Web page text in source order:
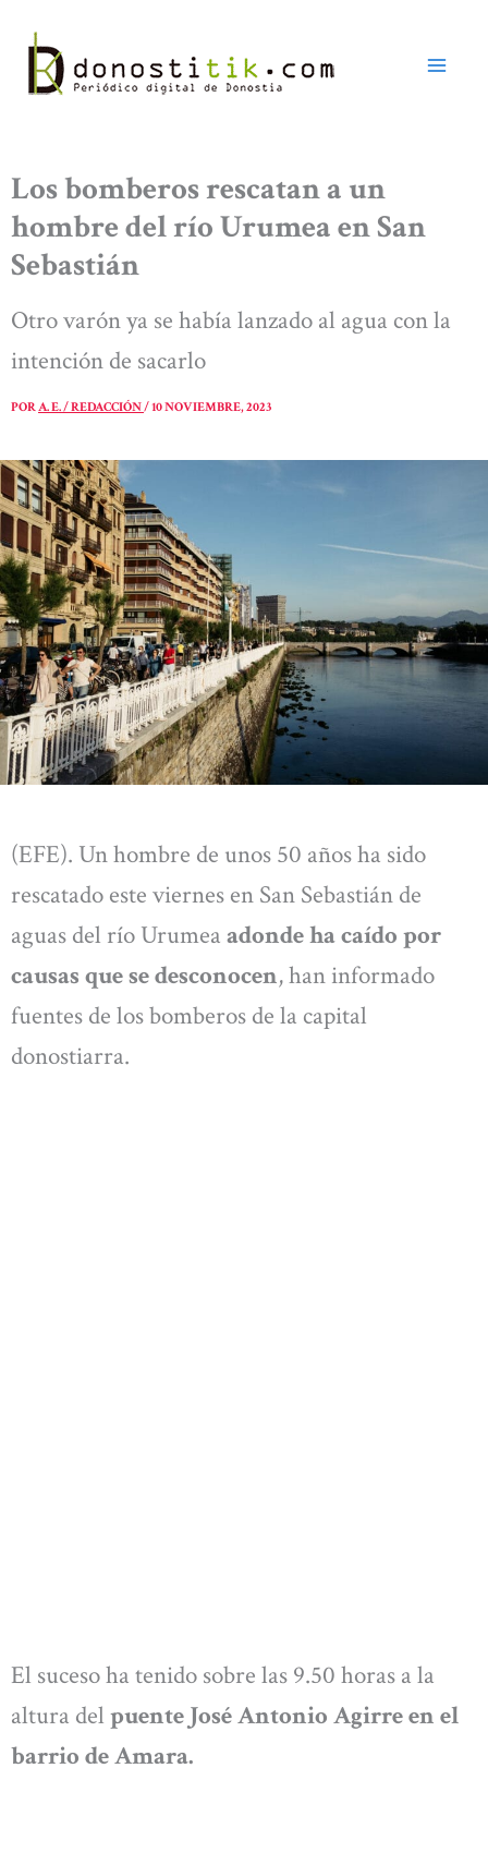
contenido
Los bomberos rescatan a un
hombre del río Urumea en San
Sebastián
Otro varón ya se había lanzado al agua con la
intención de sacarlo
PORA. E. / REDACCIÓN/10 NOVIEMBRE, 2023
(EFE). Un hombre de unos 50 años ha sido
rescatado este viernes en San Sebastián de
aguas del río Urumea adonde ha caído por
causas que se desconocen, han informado
fuentes de los bomberos de la capital
donostiarra.
El suceso ha tenido sobre las 9.50 horas a la
altura del puente José Antonio Agirre en el
barrio de Amara.